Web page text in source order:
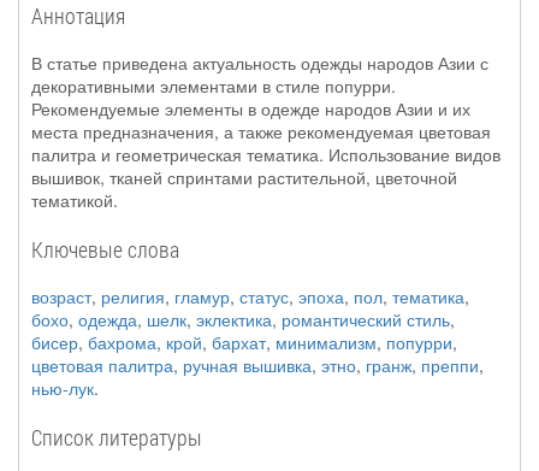
Аннотация
В статье приведена актуальность одежды народов Азии с
декоративными элементами в стиле попурри.
Рекомендуемые элементы в одежде народов Азии и их
места предназначения, а также рекомендуемая цветовая
палитра и геометрическая тематика. Использование видов
вышивок, тканей спринтами растительной, цветочной
тематикой.
Ключевые слова
возраст, религия, гламур, статус, эпоха, пол, тематика,
бохо, одежда, шелк, эклектика, романтический стиль,
бисер, бахрома, крой, бархат, минимализм, попурри,
цветовая палитра, ручная вышивка, этно, гранж, преппи,
нью-лук.
Список литературы